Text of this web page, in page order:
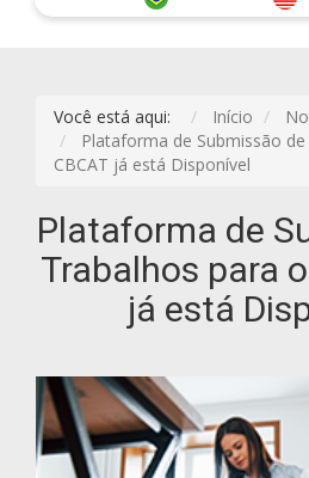
Você está aqui: Início
Plataforma de Submissão
CBCAT já está Disponível
Plataforma de
Trabalhos para
já está